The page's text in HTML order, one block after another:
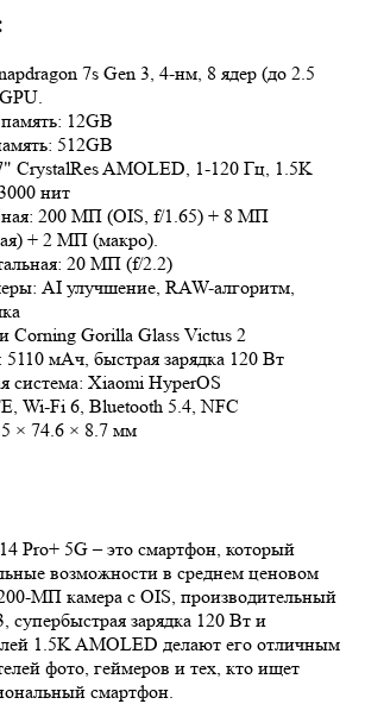
7s Gen 3, 4-нм, 8 ядер (до 2.5
12GB
512GB
CrystalRes AMOLED, 1-120 Гц, 1.5K
нит
200 МП (OIS, f/1.65) + 8 МП
+ 2 МП (макро).
20 МП (f/2.2)
AI улучшение, RAW-алгоритм,
Corning Gorilla Glass Victus 2
мАч, быстрая зарядка 120 Вт
система: Xiaomi HyperOS
Wi-Fi 6, Bluetooth 5.4, NFC
× 74.6 × 8.7 мм
Pro+ 5G – это смартфон, который
возможности в среднем ценовом
МП камера с OIS, производительный
супербыстрая зарядка 120 Вт и
1.5K AMOLED делают его отличным
фото, геймеров и тех, кто ищет
смартфон.